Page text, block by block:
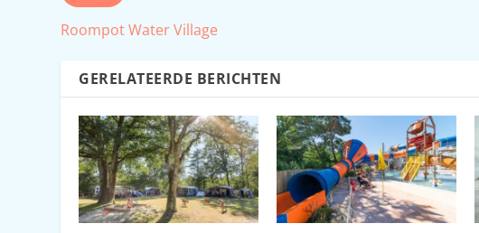
Roompot Water Village
GERELATEERDE BERICHTEN